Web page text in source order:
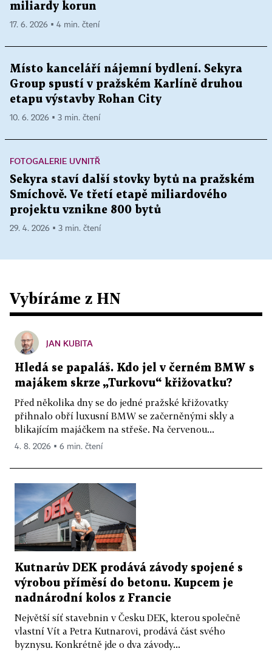
miliardy korun
17. 6. 2026 ▪ 4 min. čtení
Místo kanceláří nájemní bydlení. Sekyra
Group spustí v pražském Karlíně druhou
etapu výstavby Rohan City
10. 6. 2026 ▪ 3 min. čtení
FOTOGALERIE UVNITŘ
Sekyra staví další stovky bytů na pražském
Smíchově. Ve třetí etapě miliardového
projektu vznikne 800 bytů
29. 4. 2026 ▪ 3 min. čtení
Vybíráme z HN
JAN KUBITA
Hledá se papaláš. Kdo jel v černém BMW s
majákem skrze „Turkovu“ křižovatku?
Před několika dny se do jedné pražské křižovatky
přihnalo obří luxusní BMW se začerněnými skly a
blikajícím majáčkem na střeše. Na červenou...
4. 8. 2026 ▪ 6 min. čtení
Kutnarův DEK prodává závody spojené s
výrobou příměsí do betonu. Kupcem je
nadnárodní kolos z Francie
Největší síť stavebnin v Česku DEK, kterou společně
vlastní Vít a Petra Kutnarovi, prodává část svého
byznysu. Konkrétně jde o dva závody...